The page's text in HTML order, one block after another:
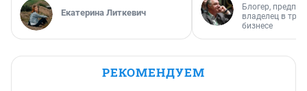
Екатерина Литкевич
Блогер,
владелец в
бизнесе
РЕКОМЕНДУЕМ